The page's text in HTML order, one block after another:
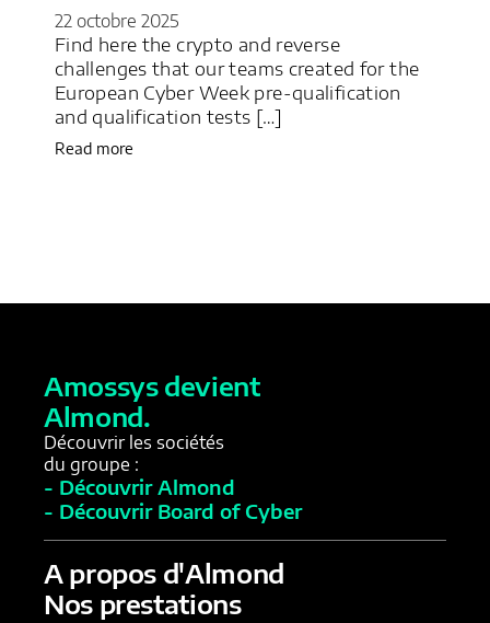
22 octobre 2025
Find here the crypto and reverse
challenges that our teams created for the
European Cyber Week pre-qualification
and qualification tests […]
Read more
Amossys devient
Almond.
Découvrir les sociétés
du groupe :
- Découvrir Almond
- Découvrir Board of Cyber
A propos d'Almond
Nos prestations